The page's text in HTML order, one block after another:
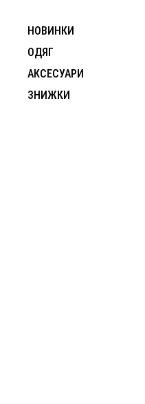
НОВИНКИ
ОДЯГ
АКСЕСУАРИ
ЗНИЖКИ